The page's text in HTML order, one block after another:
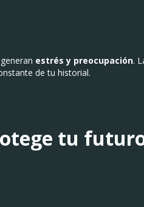
estrés y preocupación.
de tu historial.
tu